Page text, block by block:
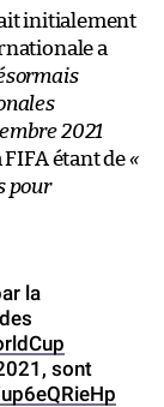
initialement
a
2021
FIFA étant de«
pour
la
sont